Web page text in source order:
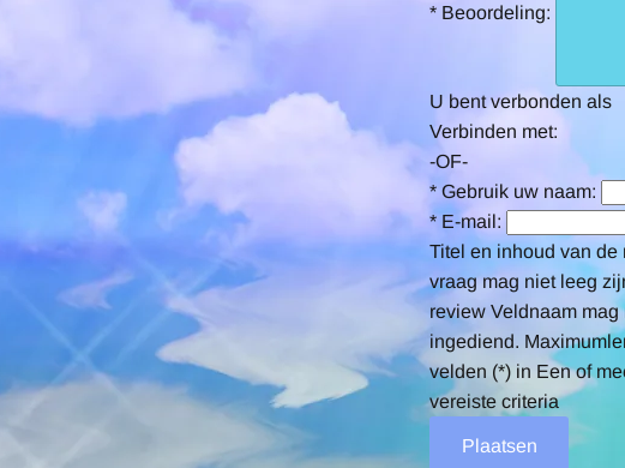
* Beoordeling:
U bent verbonden als
Verbinden met:
-OF-
*Gebruik uw naam:
* E-mail:
Titel en inhoud van
vraag mag niet leeg
review Veldnaam
ingediend.
velden (*) in Een of
vereiste criteria